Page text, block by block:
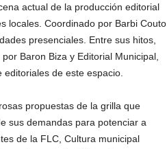
actual de la producción editorial
locales. Coordinado por Barbi Couto
presenciales. Entre sus hitos,
Baron Biza y Editorial Municipal,
de este espacio.
propuestas de la grilla que
sus demandas para potenciar a
de la FLC, Cultura municipal